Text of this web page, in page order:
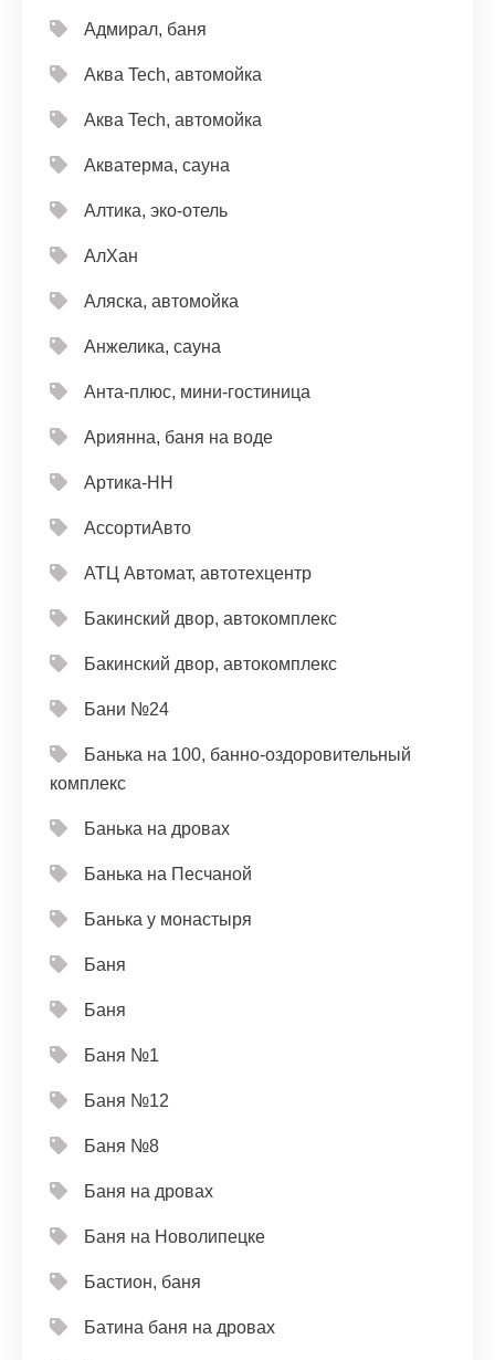
Адмирал, баня
Аква Tech, автомойка
Аква Tech, автомойка
Акватерма, сауна
Алтика, эко-отель
АлХан
Аляска, автомойка
Анжелика, сауна
Анта-плюс, мини-гостиница
Ариянна, баня на воде
Артика-НН
АссортиАвто
АТЦ Автомат, автотехцентр
Бакинский двор, автокомплекс
Бакинский двор, автокомплекс
Бани №24
Банька на 100, банно-оздоровительный
комплекс
Банька на дровах
Банька на Песчаной
Банька у монастыря
Баня
Баня
Баня №1
Баня №12
Баня №8
Баня на дровах
Баня на Новолипецке
Бастион, баня
Батина баня на дровах